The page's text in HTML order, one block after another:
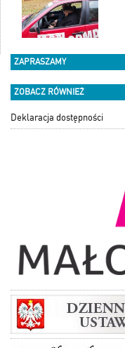
ZAPRASZAMY
ZOBACZ RÓWNIEŻ
Deklaracja dostępności